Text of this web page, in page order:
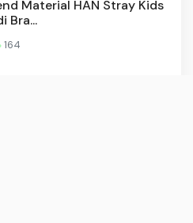
Material HAN Stray Kids
Bra...
164